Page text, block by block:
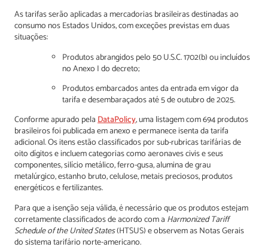
As tarifas serão aplicadas a mercadorias brasileiras destinadas ao
consumo nos Estados Unidos, com exceções previstas em duas
situações:
Produtos abrangidos pelo 50 U.S.C. 1702(b) ou incluídos
no Anexo I do decreto;
Produtos embarcados antes da entrada em vigor da
tarifa e desembaraçados até 5 de outubro de 2025.
Conforme apurado pelaDataPolicy, uma listagem com 694 produtos
brasileiros foi publicada em anexo e permanece isenta da tarifa
adicional. Os itens estão classificados por sub-rubricas tarifárias de
oito dígitos e incluem categorias como aeronaves civis e seus
componentes, silício metálico, ferro-gusa, alumina de grau
metalúrgico, estanho bruto, celulose, metais preciosos, produtos
energéticos e fertilizantes.
Para que a isenção seja válida, é necessário que os produtos estejam
corretamente classificados de acordo com a Harmonized Tariff
Schedule of the United States(HTSUS) e observem as Notas Gerais
do sistema tarifário norte-americano.